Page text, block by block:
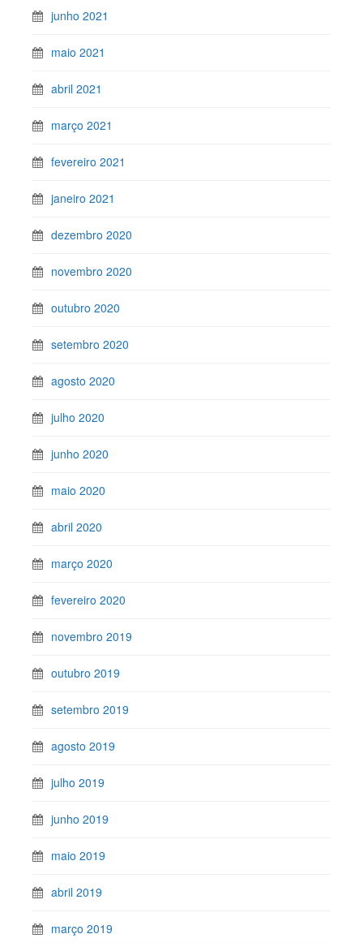
junho 2021
maio 2021
abril 2021
março 2021
fevereiro 2021
janeiro 2021
dezembro 2020
novembro 2020
outubro 2020
setembro 2020
agosto 2020
julho 2020
junho 2020
maio 2020
abril 2020
março 2020
fevereiro 2020
novembro 2019
outubro 2019
setembro 2019
agosto 2019
julho 2019
junho 2019
maio 2019
abril 2019
março 2019